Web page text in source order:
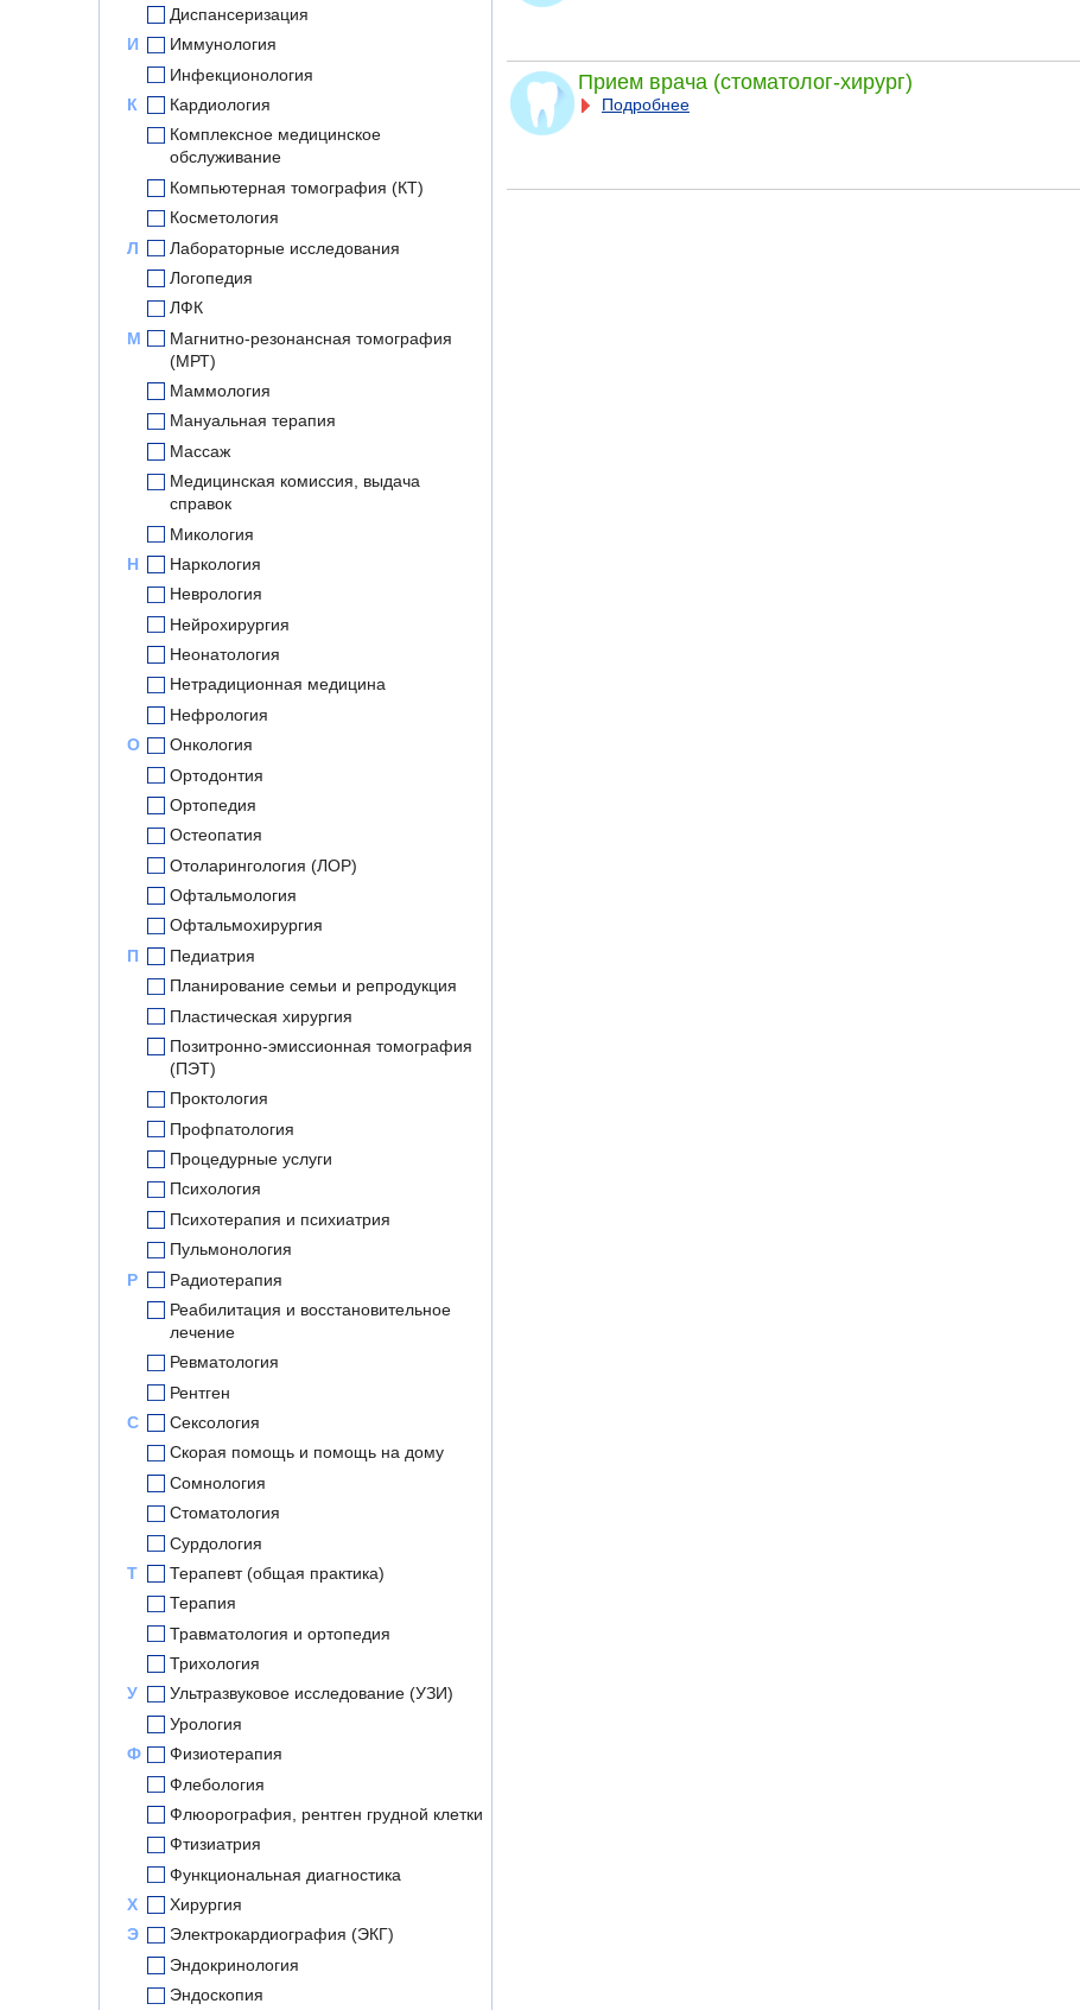
Диспансеризация
И
Иммунология
Инфекционология
К
Кардиология
Комплексное медицинское
обслуживание
Компьютерная томография (КТ)
Косметология
Л
Лабораторные исследования
Логопедия
ЛФК
М
Магнитно-резонансная томография
(МРТ)
Маммология
Мануальная терапия
Массаж
Медицинская комиссия, выдача
справок
Микология
Н
Наркология
Неврология
Нейрохирургия
Неонатология
Нетрадиционная медицина
Нефрология
О
Онкология
Ортодонтия
Ортопедия
Остеопатия
Отоларингология (ЛОР)
Офтальмология
Офтальмохирургия
П
Педиатрия
Планирование семьи и репродукция
Пластическая хирургия
Позитронно-эмиссионная томография
(ПЭТ)
Проктология
Профпатология
Процедурные услуги
Психология
Психотерапия и психиатрия
Пульмонология
Р
Радиотерапия
Реабилитация и восстановительное
лечение
Ревматология
Рентген
С
Сексология
Скорая помощь и помощь на дому
Сомнология
Стоматология
Сурдология
Т
Терапевт (общая практика)
Терапия
Травматология и ортопедия
Трихология
У
Ультразвуковое исследование (УЗИ)
Урология
Ф
Физиотерапия
Флебология
Флюорография, рентген грудной клетки
Фтизиатрия
Функциональная диагностика
Х
Хирургия
Э
Электрокардиография (ЭКГ)
Эндокринология
Эндоскопия
Прием врача (стоматолог-хирург)
Подробнее